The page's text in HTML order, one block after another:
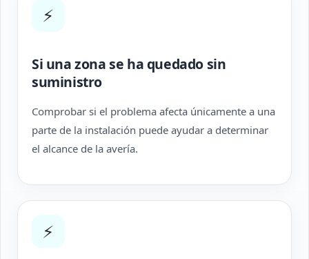
⚡
Si una zona se ha quedado sin
suministro
Comprobar si el problema afecta únicamente a una
parte de la instalación puede ayudar a determinar
el alcance de la avería.
⚡